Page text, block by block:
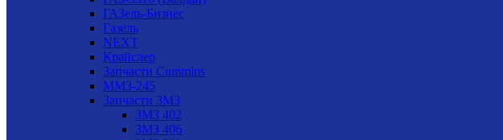
ГАЗель-Бизнес
Газель
NEXT
Крайслер
Запчасти Cummins
ММЗ-245
Запчасти ЗМЗ
ЗМЗ 402
ЗМЗ 406